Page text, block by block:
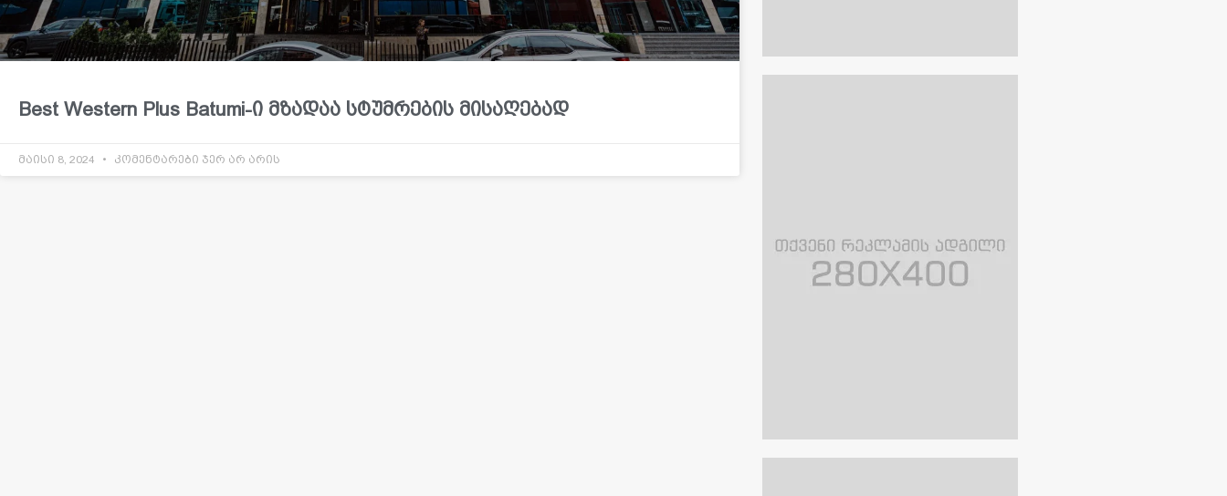
Best Western Plus Batumi-ი მზადაა სტუმრების მისაღებად
მაისი 8, 2024 კომენტარები ჯერ არ არის